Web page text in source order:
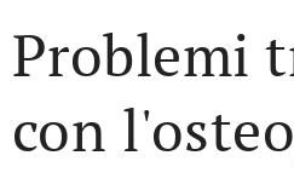
Problemi
con